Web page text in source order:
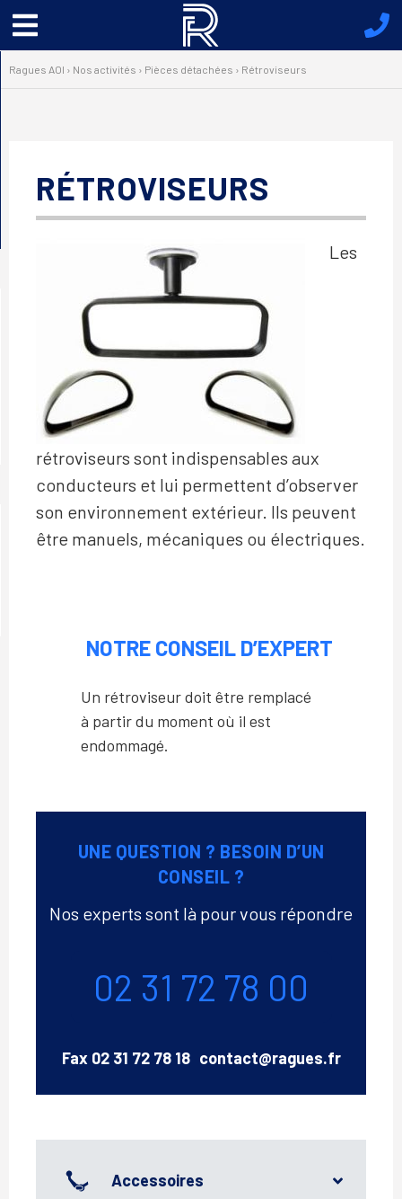
Menu
principal
Ragues AOI › Nos activités › Pièces détachées › Rétroviseurs
Accessoires
RÉTROVISEURS
Les
rétroviseurs sont indispensables aux
conducteurs et lui permettent d’observer
son environnement extérieur. Ils peuvent
être manuels, mécaniques ou électriques.
NOTRE CONSEIL D’EXPERT
Un rétroviseur doit être remplacé
à partir du moment où il est
endommagé.
UNE QUESTION ? BESOIN D’UN
CONSEIL ?
Nos experts sont là pour vous répondre
02 31 72 78 00
Fax 02 31 72 78 18 Email
contact@ragues.fr